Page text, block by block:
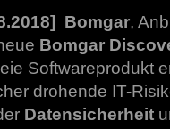
Bomgar,
Bomgar
Softwareprodukt
drohende IT-
Datensicherheit